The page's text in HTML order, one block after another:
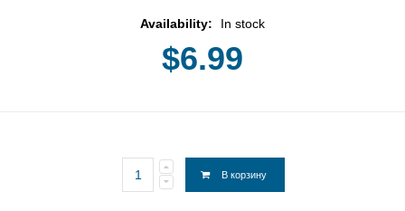
Availability: In stock
$6.99
В корзину